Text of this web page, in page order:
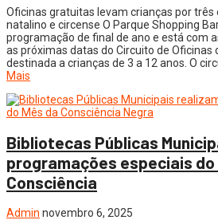
Oficinas gratuitas levam crianças por três
natalino e circense O Parque Shopping
programação de final de ano e está com
as próximas datas do Circuito de Oficinas
destinada a crianças de 3 a 12 anos. O
Mais
Bibliotecas Públicas
programações especiais do
Consciência
Admin novembro 6, 2025